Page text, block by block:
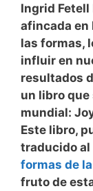
Ingrid Fetell
afincada en
las formas,
influir en
resultados
un libro
mundial:
Este libro,
traducido al
formas de
fruto de